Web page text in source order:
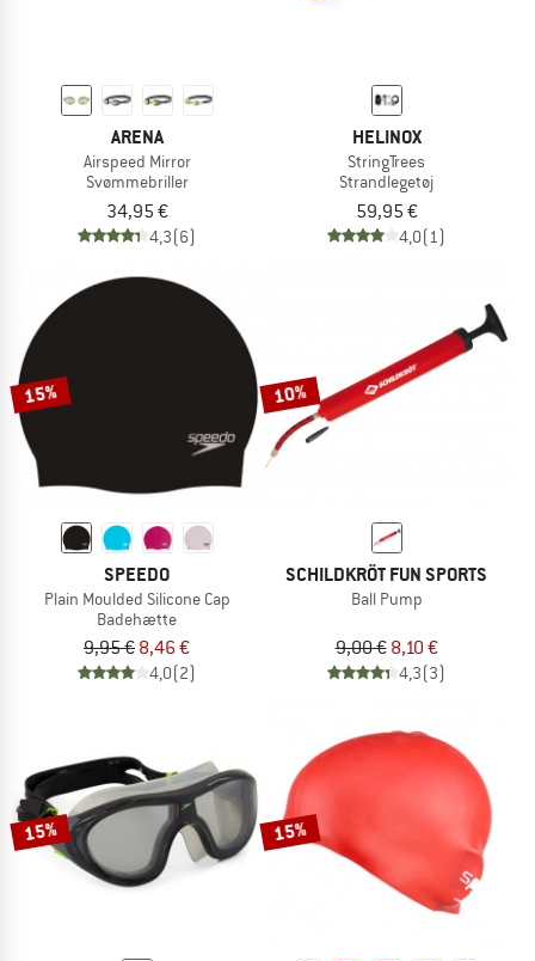
ARENA
Airspeed Mirror
Svømmebriller
34,95 €
4,3(6)
HELINOX
StringTrees
Strandlegetøj
59,95 €
4,0(1)
15%
SPEEDO
Plain Moulded Silicone Cap
Badehætte
9,95 € 8,46 €
4,0(2)
10%
SCHILDKRÖT FUN SPORTS
Ball Pump
9,00 € 8,10 €
4,3(3)
15% 15%